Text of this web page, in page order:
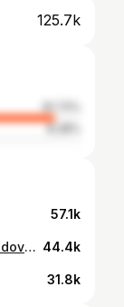
125.7k
91.72%
8.28%
57.1k
Kažu da je brak težak… A zapravo su dovoljne male, spontane stvari da sve legne na svoje mesto. 🥹 Jedan izlet bez puno planiranja, usputne stanice, kafa u kolima i nešto ukusno „s nogu“. Ništa veliko, ali baš takvi trenuci najviše znače. Mi smo na @omv_serbia probali nove sandviče - beef truffle i mortadella & mozzarella, kao i nove kafe: rumena karamela latte i cimet-bundeva latte. Sve je preukusno 😍 Ako vam treba mali reset u danu, znate gde da svratite. ♥️ 44.4k
31.8k